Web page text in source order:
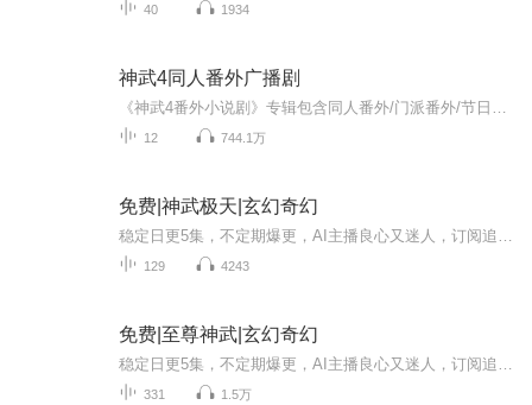
40 1934
神武4同人番外广播剧
12 744.1万
免费|神武极天|玄幻奇幻
129 4243
免费|至尊神武|玄幻奇幻
331 1.5万